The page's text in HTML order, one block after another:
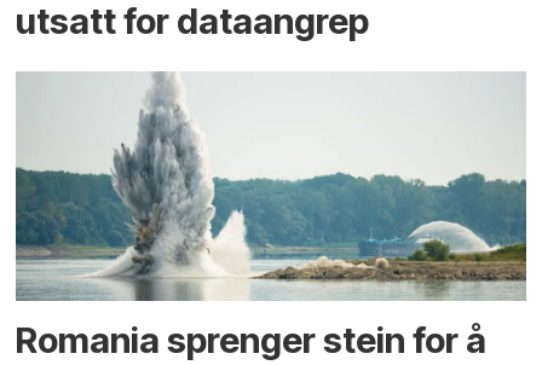
utsatt for dataangrep
Romania sprenger stein for å